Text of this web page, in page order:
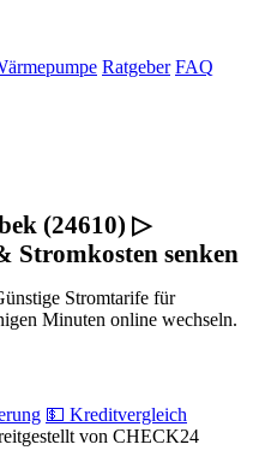
Ratgeber FAQ
(24610) ▷
Stromkosten senken
Stromtarife für
Minuten online wechseln.
💵 Kreditvergleich
von CHECK24